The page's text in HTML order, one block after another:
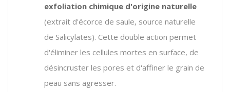
exfoliation chimique d'origine naturelle
(extrait d'écorce de saule, source naturelle
de Salicylates). Cette double action permet
d'éliminer les cellules mortes en surface, de
désincruster les pores et d'affiner le grain de
peau sans agresser.